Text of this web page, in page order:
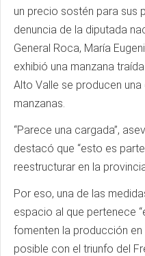
un precio sostén para sus
denuncia de la diputada
General Roca, María
exhibió una manzana
Alto Valle se producen
manzanas.
“Parece una cargada”,
destacó que “esto es
reestructurar en la
Por eso, una de las
espacio al que pertenece
fomenten la producción en
posible con el triunfo del